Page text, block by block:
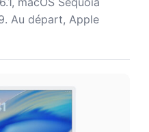
Au départ, Apple